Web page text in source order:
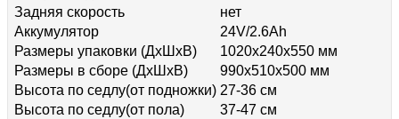
Задняя скорость
нет
Аккумулятор
24V/2.6Ah
Размеры упаковки (ДхШхВ)
1020x240x550 мм
Размеры в сборе (ДхШхВ)
990x510x500 мм
Высота по седлу(от подножки) 27-36 см
Высота по седлу(от пола)
37-47 см